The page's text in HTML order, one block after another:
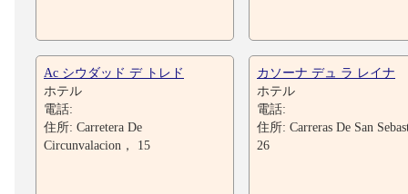
Ac シウダッド デ トレド
ホテル
電話:
住所: Carretera De
Circunvalacion， 15
カソーナ デュ ラ レイナ
ホテル
電話:
住所: Carreras De San
26